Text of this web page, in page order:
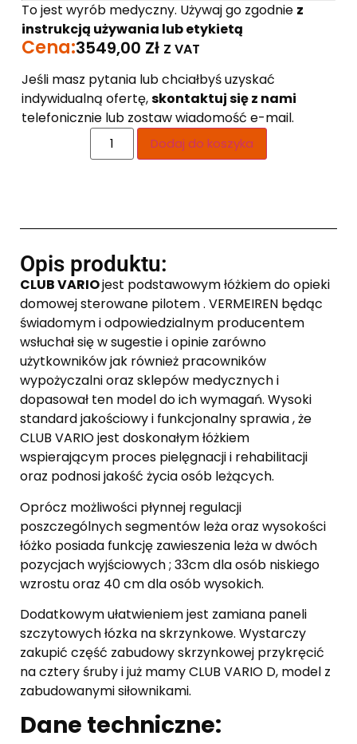
To jest wyrób medyczny. Używaj go zgodnie z
instrukcją używania lub etykietą
Cena:3549,00 Zł Z VAT
Jeśli masz pytania lub chciałbyś uzyskać
indywidualną ofertę,skontaktuj się z nami
telefonicznie lub zostaw wiadomość e-mail.
Dodaj do koszyka
Opis produktu:
CLUB VARIOjest podstawowym łóżkiem do opieki
domowej sterowane pilotem . VERMEIREN będąc
świadomym i odpowiedzialnym producentem
wsłuchał się w sugestie i opinie zarówno
użytkowników jak również pracowników
wypożyczalni oraz sklepów medycznych i
dopasował ten model do ich wymagań. Wysoki
standard jakościowy i funkcjonalny sprawia , że
CLUB VARIO jest doskonałym łóżkiem
wspierającym proces pielęgnacji i rehabilitacji
oraz podnosi jakość życia osób leżących.
Oprócz możliwości płynnej regulacji
poszczególnych segmentów leża oraz wysokości
łóżko posiada funkcję zawieszenia leża w dwóch
pozycjach wyjściowych ; 33cm dla osób niskiego
wzrostu oraz 40 cm dla osób wysokich.
Dodatkowym ułatwieniem jest zamiana paneli
szczytowych łózka na skrzynkowe. Wystarczy
zakupić część zabudowy skrzynkowej przykręcić
na cztery śruby i już mamy CLUB VARIO D, model z
zabudowanymi siłownikami.
Dane techniczne: